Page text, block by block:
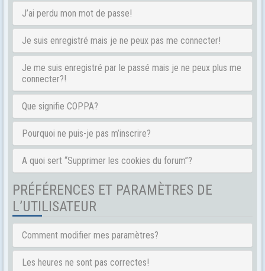
J’ai perdu mon mot de passe!
Je suis enregistré mais je ne peux pas me connecter!
Je me suis enregistré par le passé mais je ne peux plus me
connecter?!
Que signifie COPPA?
Pourquoi ne puis-je pas m’inscrire?
A quoi sert “Supprimer les cookies du forum”?
PRÉFÉRENCES ET PARAMÈTRES DE
L’UTILISATEUR
Comment modifier mes paramètres?
Les heures ne sont pas correctes!